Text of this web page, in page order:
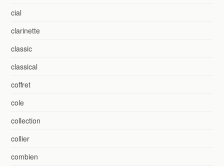
cial
clarinette
classic
classical
coffret
cole
collection
collier
combien